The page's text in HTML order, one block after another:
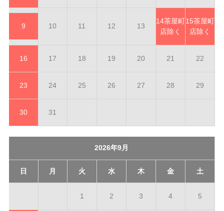
9 10 11 12 13
14茶屋町
店除く
15茶屋町
店除く
16 17 18 19 20 21 22
23 24 25 26 27 28 29
30 31
2026年9月
日 月 火 水 木 金 土
1 2 3 4 5